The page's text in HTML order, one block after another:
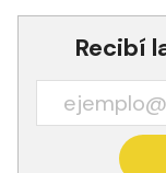
Recibí